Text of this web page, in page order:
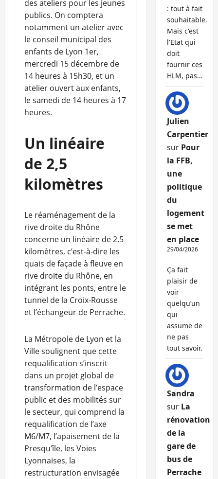
des ateliers pour les jeunes
publics. On comptera
notamment un atelier avec
le conseil municipal des
enfants de Lyon 1er,
mercredi 15 décembre de
14 heures à 15h30, et un
atelier ouvert aux enfants,
le samedi de 14 heures à 17
heures.
Un linéaire
de 2,5
kilomètres
Le réaménagement de la
rive droite du Rhône
concerne un linéaire de 2.5
kilomètres, c’est-à-dire les
quais de façade à fleuve en
rive droite du Rhône, en
intégrant les ponts, entre le
tunnel de la Croix-Rousse
et l’échangeur de Perrache.
La Métropole de Lyon et la
Ville soulignent que cette
requalification s’inscrit
dans un projet global de
transformation de l’espace
public et des mobilités sur
le secteur, qui comprend la
requalification de l’axe
M6/M7, l’apaisement de la
Presqu’île, les Voies
Lyonnaises, la
restructuration envisagée
: tout à fait
souhaitable.
Mais c'est
l'Etat qui
doit
fournir ces
HLM, pas…
Julien
Carpentier
sur Pour
la FFB,
une
politique
du
logement
se met
en place
29/04/2026
Ça fait
plaisir de
voir
quelqu’un
qui
assume de
ne pas
tout savoir.
Sandra
sur La
rénovation
de la
gare de
bus de
Perrache